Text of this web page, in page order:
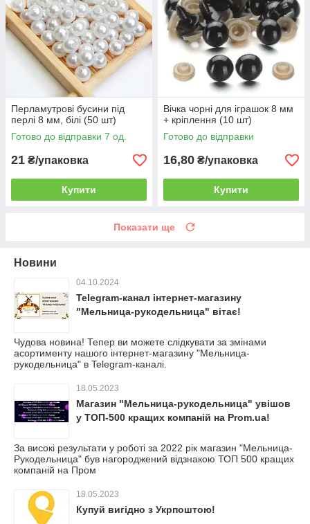
Перламутрові бусини під
перлі 8 мм, білі (50 шт)
Готово до відправки 7 од.
21 ₴/упаковка
Купити
Вічка чорні для іграшок 8 мм
+ кріплення (10 шт)
Готово до відправки
16,80 ₴/упаковка
Купити
Показати ще
Новини
04.10.2024
Telegram-канал інтернет-магазину
"Мельница-рукодельница" вітає!
Чудова новина! Тепер ви можете слідкувати за змінами
асортименту нашого інтернет-магазину "Мельница-
рукодельница" в Telegram-каналі.
18.05.2023
Магазин "Мельница-рукодельница" увішов
у ТОП-500 кращих компаній на Prom.ua!
За високі результати у роботі за 2022 рік магазин "Мельница-
Рукодельница" був нагороджений відзнакою ТОП 500 кращих
компаній на Пром
18.05.2023
Купуй вигідно з Укрпоштою!